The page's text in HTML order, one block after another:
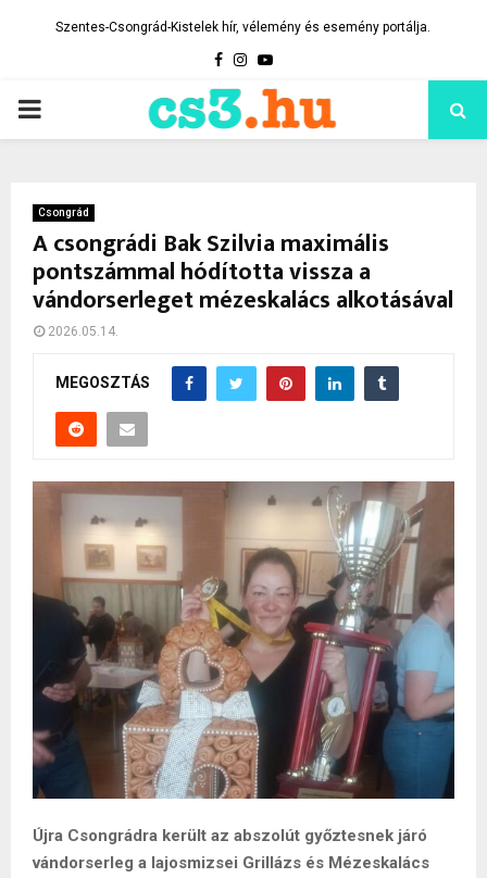
Szentes-Csongrád-Kistelek hír, vélemény és esemény portálja.
Facebook
Instagram
Youtube
PRIMARY
Csongrád
A csongrádi Bak Szilvia maximális
pontszámmal hódította vissza a
vándorserleget mézeskalács alkotásával
2026.05.14.
MEGOSZTÁS
Újra Csongrádra került az abszolút győztesnek járó
vándorserleg a lajosmizsei Grillázs és Mézeskalács